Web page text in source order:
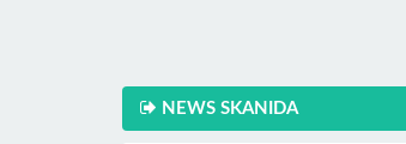
NEWS SKANIDA